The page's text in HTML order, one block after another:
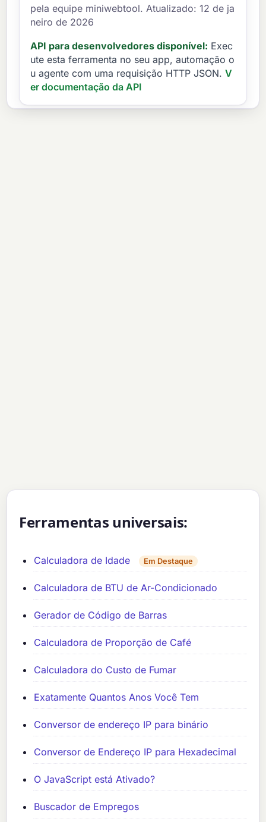
pela equipe miniwebtool. Atualizado: 12 de ja
neiro de 2026
API para desenvolvedores disponível: Exec
ute esta ferramenta no seu app, automação o
u agente com uma requisição HTTP JSON. V
er documentação da API
Ferramentas universais:
Calculadora de Idade Em Destaque
Calculadora de BTU de Ar-Condicionado
Gerador de Código de Barras
Calculadora de Proporção de Café
Calculadora do Custo de Fumar
Exatamente Quantos Anos Você Tem
Conversor de endereço IP para binário
Conversor de Endereço IP para Hexadecimal
O JavaScript está Ativado?
Buscador de Empregos